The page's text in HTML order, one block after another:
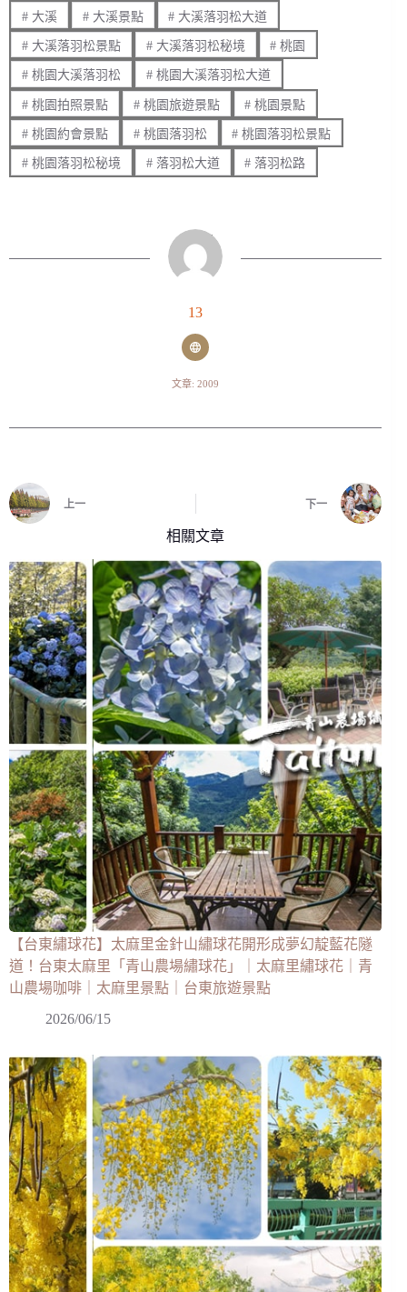
#大溪 #大溪景點 # 大溪落羽松大道
#大溪落羽松景點 #大溪落羽松秘境 # 桃園
#桃園大溪落羽松 #桃園大溪落羽松大道
#桃園拍照景點 #桃園旅遊景點 # 桃園景點
#桃園約會景點 #桃園落羽松 # 桃園落羽松景點
#桃園落羽松秘境 #落羽松大道 # 落羽松路
13
文章: 2009
上一 下一
相關文章
【台東繡球花】太麻里金針山繡球花開形成夢幻靛藍花隧
道！台東太麻里「青山農場繡球花」｜太麻里繡球花｜青
山農場咖啡｜太麻里景點｜台東旅遊景點
2026/06/15